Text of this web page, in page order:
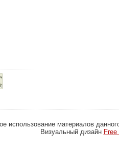
использование материалов
Визуальный дизайн